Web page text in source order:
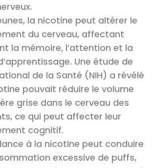
la nicotine peut altérer le
du cerveau, affectant
la mémoire, l’attention et la
Une étude de
de la Santé (NIH) a révélé
pouvait réduire le volume
grise dans le cerveau des
ce qui peut affecter leur
cognitif.
à la nicotine peut conduire
excessive de puffs,